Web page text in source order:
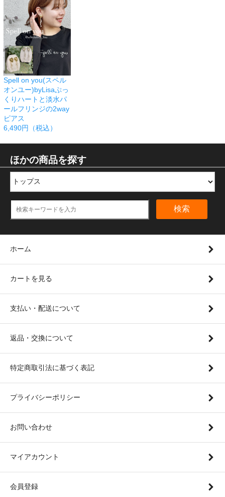
Spell on you(スペル
オンユー)byLisaぷっ
くりハートと淡水パ
ールフリンジの2way
ピアス
6,490円（税込）
ほかの商品を探す
検索
ホーム
カートを見る
支払い・配送について
返品・交換について
特定商取引法に基づく表記
プライバシーポリシー
お問い合わせ
マイアカウント
会員登録